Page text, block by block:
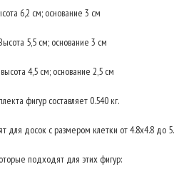
6,2 см; основание 3 см
5,5 см; основание 3 см
4,5 см; основание 2,5 см
фигур составляет 0.540 кг.
для досок с размером клетки от 4.8x4.8 до
подходят для этих фигур: